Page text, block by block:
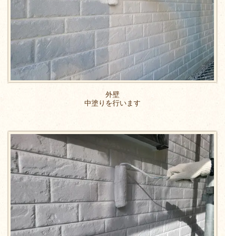
外壁
中塗りを行います